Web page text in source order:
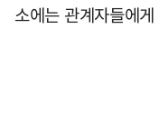
소에는 관계자들에